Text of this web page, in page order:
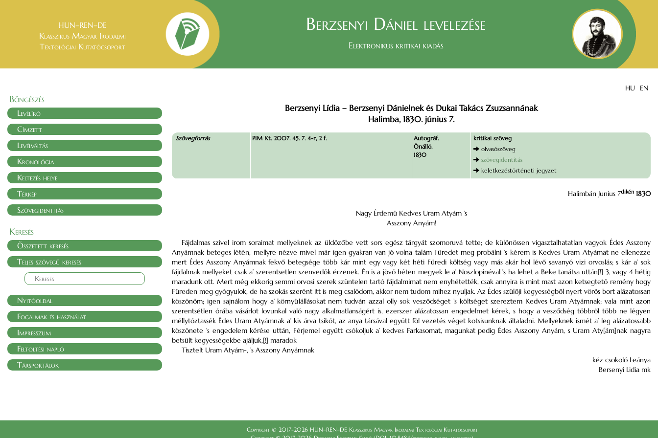
HUN–REN–DE
Klasszikus Magyar Irodalmi
Textológiai Kutatócsoport
Berzsenyi Dániel levelezése
Elektronikus kritikai kiadás
HU EN
Böngészés
Levélíró
Címzett
Levélváltás
Kronológia
Keltezés helye
Térkép
Szövegidentitás
Keresés
Összetett keresés
Teljes szövegű keresés
Nyitóoldal
Fogalmak és használat
Impresszum
Feltöltési napló
Társportálok
Berzsenyi Lídia – Berzsenyi Dánielnek és Dukai Takács Zsuzsannának
Halimba, 1830. június 7.
Szövegforrás PIM Kt. 2007. 45. 7. 4-r, 2 f.
Autográf.
Önálló.
1830
kritikai szöveg
olvasószöveg
szövegidentitás
keletkezéstörténeti jegyzet
Halimbán Junius 7dikén 1830
Nagy Érdemü Kedves Uram Atyám ’s
Asszony Anyám!
Fájdalmas szivel irom soraimat mellyeknek az üldözőbe vett sors egész tárgyát szomoruvá tette; de különössen vigasztalhatatlan vagyok Édes Asszony
Anyámnak beteges létén, mellyre nézve mivel már igen gyakran van jó volna talám Füredet meg probálni ’s kérem is Kedves Uram Atyámat ne ellenezze
mert Édes Asszony Anyámnak fekvő betegsége több kár mint egy vagy két héti Füredi költség vagy más akár hol lévő savanyó vizi orvoslás; s kár a’ sok
fájdalmak mellyeket csak a’ szerentsetlen szenvedők érzenek. Én is a jövő héten megyek le a’ Noszlopinéval ’s ha lehet a Beke tanátsa uttán[!] 3, vagy 4 hétig
maradunk ott. Mert még ekkorig semmi orvosi szerek szüntelen tartó fájdalmimat nem enyhétették, csak annyira is mint mast azon ketsegtető remény hogy
Füreden meg gyógyulok, de ha szokás szerént itt is meg csalódom, akkor nem tudom mihez nyuljak. Az Édes szülőji kegyességből nyert vörös bort alázatossan
köszönöm; igen sajnálom hogy a’ környülállásokat nem tudván azzal olly sok vesződséget ’s költséget szereztem Kedves Uram Atyámnak; vala mint azon
szerentsétlen órába vásárlot lovunkal való nagy alkalmatlanságért is, ezerszer alázatossan engedelmet kérek, s hogy a vesződség többről több ne légyen
méllytóztassék Édes Uram Atyámnak a’ kis árva tsikót, az anya társával együtt föl vezetés véget kotsisunknak általadni. Mellyeknek ismét a’ leg alázatossabb
köszönete ’s engedelem kérése uttán, Férjemel együtt csókoljuk a’ kedves Farkasomat, magunkat pedig Édes Asszony Anyám, s Uram Aty[ám]nak nagyra
betsült kegyességekbe ajáljuk,[!] maradok
Tisztelt Uram Atyám-, ’s Asszony Anyámnak
kéz csokoló Leánya
Bersenyi Lidia mk
Copyright © 2017-2026 HUN–REN–DE Klasszikus Magyar Irodalmi Textológiai Kutatócsoport